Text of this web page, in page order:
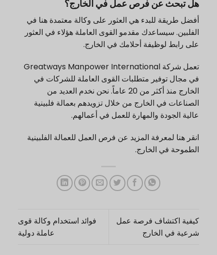
هل تبحث عن فرص عمل في الخارج؟
أفضل طريقة للبدء هي العثور على وكالة معتمدة هنا في
الفلبين. سيساعدك مقدمو القوى العاملة هؤلاء في العثور
على رابط لوظيفة أحلامك في الخارج.
تعمل شركة Greatways Manpower International
في مجال توفير متطلبات القوى العاملة للشركات في
الخارج منذ أكثر من 20 عاماً. نحن نخدم العديد من
الصناعات في الخارج من خلال تزويدهم بعمالة فلبينية
عالية الجودة والمهارة للعمل في أعمالهم.
انقر هنا لمعرفة المزيد عن فرص العمل للعمالة الفلبينية
الطموحة في الخارج.
كيفية اكتشاف فرصة عمل
شرعية في الخارج
فوائد استخدام وكالة قوى
عاملة دولية